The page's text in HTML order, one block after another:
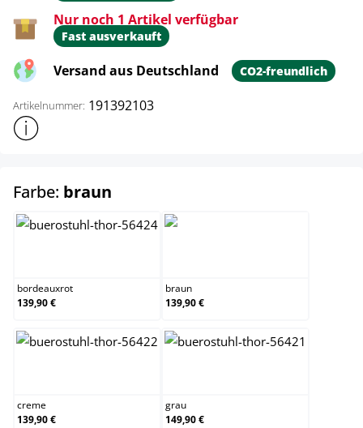
Nur noch 1 Artikel verfügbar
Fast ausverkauft
Versand aus Deutschland CO2-freundlich
Artikelnummer: 191392103
Weitere Produktinformationen anzeigen
Farbe: braun
bordeauxrot
139,90 €
braun
139,90 €
creme
139,90 €
grau
149,90 €